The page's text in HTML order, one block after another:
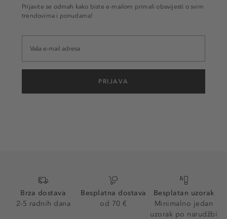
Prijavite se odmah kako biste e-mailom primali obavijesti o svim
trendovima i ponudama!
PRIJAVA
Brza dostava
2-5 radnih dana
Besplatna dostava
od 70 €
Besplatan uzorak
Minimalno jedan
uzorak po narudžbi